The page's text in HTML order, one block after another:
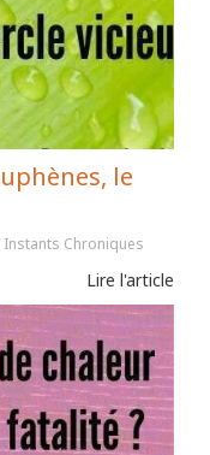
le
Instants Chroniques
Lire l'article